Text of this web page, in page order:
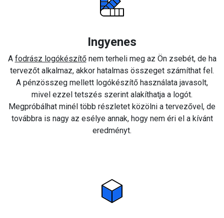
Ingyenes
A fodrász logókészítőnem terheli meg az Ön zsebét, de ha
tervezőt alkalmaz, akkor hatalmas összeget számíthat fel.
A pénzösszeg mellett logókészítő használata javasolt,
mivel ezzel tetszés szerint alakíthatja a logót.
Megpróbálhat minél több részletet közölni a tervezővel, de
továbbra is nagy az esélye annak, hogy nem éri el a kívánt
eredményt.